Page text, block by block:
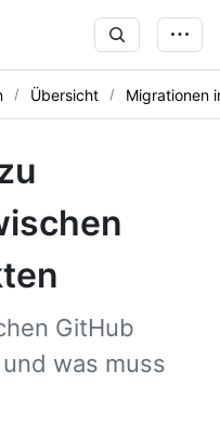
Übersicht Migrationen
GitHub
was muss